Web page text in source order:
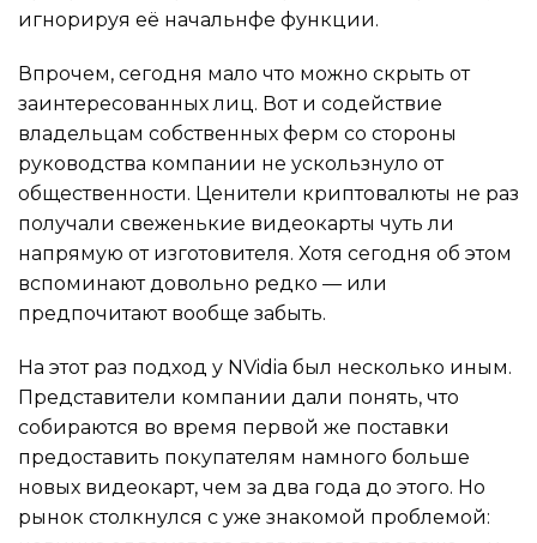
игнорируя её начальнфе функции.
Впрочем, сегодня мало что можно скрыть от
заинтересованных лиц. Вот и содействие
владельцам собственных ферм со стороны
руководства компании не ускользнуло от
общественности. Ценители криптовалюты не раз
получали свеженькие видеокарты чуть ли
напрямую от изготовителя. Хотя сегодня об этом
вспоминают довольно редко — или
предпочитают вообще забыть.
На этот раз подход у NVidia был несколько иным.
Представители компании дали понять, что
собираются во время первой же поставки
предоставить покупателям намного больше
новых видеокарт, чем за два года до этого. Но
рынок столкнулся с уже знакомой проблемой: